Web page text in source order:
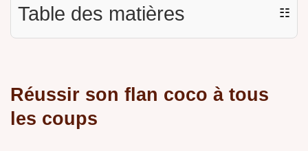
Table des matières ☷
Réussir son flan coco à tous
les coups